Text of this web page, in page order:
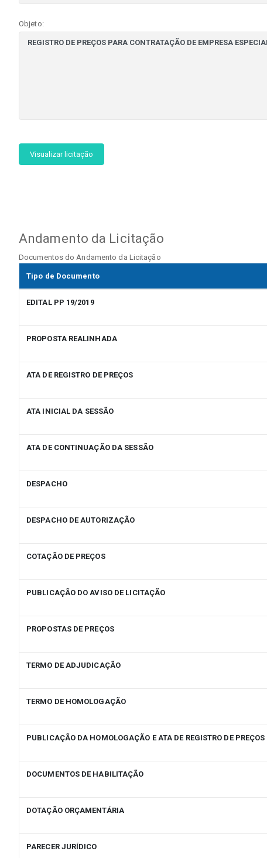
Objeto:
Visualizar licitação
Andamento da Licitação
Documentos do Andamento da Licitação
Tipo de Documento
EDITAL PP 19/2019
PROPOSTA REALINHADA
ATA DE REGISTRO DE PREÇOS
ATA INICIAL DA SESSÃO
ATA DE CONTINUAÇÃO DA SESSÃO
DESPACHO
DESPACHO DE AUTORIZAÇÃO
COTAÇÃO DE PREÇOS
PUBLICAÇÃO DO AVISO DE LICITAÇÃO
PROPOSTAS DE PREÇOS
TERMO DE ADJUDICAÇÃO
TERMO DE HOMOLOGAÇÃO
PUBLICAÇÃO DA HOMOLOGAÇÃO E ATA DE REGISTRO DE PREÇOS
DOCUMENTOS DE HABILITAÇÃO
DOTAÇÃO ORÇAMENTÁRIA
PARECER JURÍDICO